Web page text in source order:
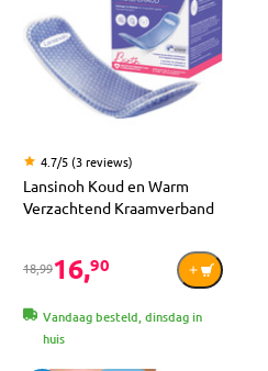
4.7/5 (3 reviews)
Lansinoh Koud en Warm
Verzachtend Kraamverband
18,9916,90
Vandaag besteld, dinsdag in
huis